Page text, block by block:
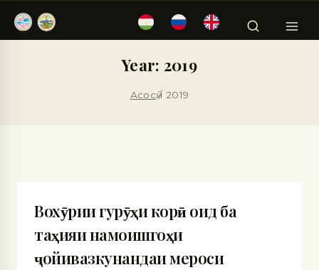
Year: 2019
Асосӣ / 2019
Вохӯрии гурӯҳи корӣ оид ба
таҳияи намоишгоҳи
ҷойивазкунандаи мероси